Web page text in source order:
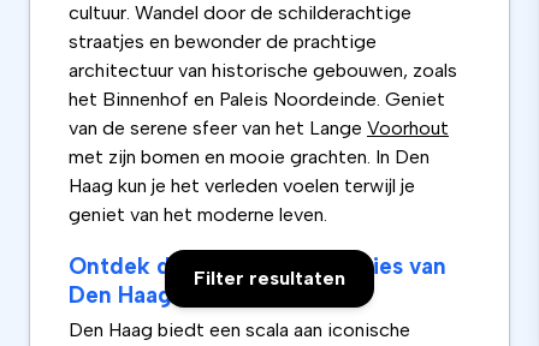
Filter resultaten
cultuur. Wandel door de schilderachtige
straatjes en bewonder de prachtige
architectuur van historische gebouwen, zoals
het Binnenhof en Paleis Noordeinde. Geniet
van de serene sfeer van het Lange Voorhout
met zijn bomen en mooie grachten. In Den
Haag kun je het verleden voelen terwijl je
geniet van het moderne leven.
Ontdek de iconische attracties van
Den Haag
Den Haag biedt een scala aan iconische